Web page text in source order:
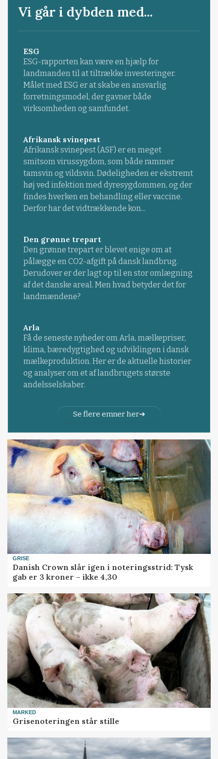
Vi går i dybden med...
ESG
ESG-rapporten kan være en hjælp for
landmanden til at tiltrække investeringer.
Målet med ESG er at skabe en ansvarlig
forretningsmodel, der gavner både
virksomheden og samfundet.
Afrikansk svinepest
Afrikansk svinepest (ASF) er en meget
smitsom virussygdom, som både rammer
tamsvin og vildsvin. Dødeligheden er ekstremt
høj ved infektion med dyresygdommen, og der
findes hverken en behandling eller vaccine.
Derfor har det vidtrækkende kon...
Den grønne trepart
Den grønne trepart er blevet enige om at
pålægge en CO2-afgift på dansk landbrug.
Derudover er der lagt op til en stor omlægning
af det danske areal. Men hvad betyder det for
landmændene?
Arla
Få de seneste nyheder om Arla, mælkepriser,
klima, bæredygtighed og udviklingen i dansk
mælkeproduktion. Her er de aktuelle historier
og analyser om et af landbrugets største
andelsselskaber.
Se flere emner her
GRISE
Danish Crown slår igen i noteringsstrid: Tysk
gab er 3 kroner – ikke 4,30
MARKED
Grisenoteringen står stille